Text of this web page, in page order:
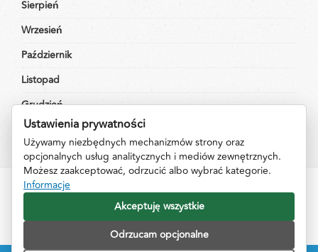
Sierpień
Wrzesień
Październik
Listopad
Grudzień
Informacje Kontakt
Ustawienia prywatności
Używamy niezbędnych mechanizmów strony oraz
opcjonalnych usług analitycznych i mediów zewnętrznych.
Możesz zaakceptować, odrzucić albo wybrać kategorie.
Informacje
Akceptuję wszystkie
Odrzucam opcjonalne